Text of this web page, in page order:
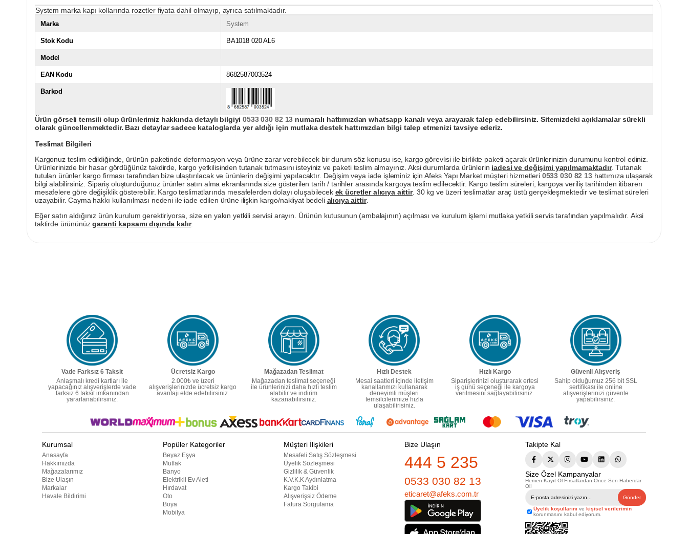
System marka kapı kollarında rozetler fiyata dahil olmayıp, ayrıca satılmaktadır.
Marka System
Stok Kodu BA1018 020 AL6
Model
EAN Kodu 8682587003524
Barkod
Ürün görseli temsili olup ürünlerimiz hakkında detaylı bilgiyi0533 030 82 13 numaralı hattımızdan whatsapp kanalı veya arayarak talep edebilirsiniz. Sitemizdeki açıklamalar sürekli
olarak güncellenmektedir. Bazı detaylar sadece kataloglarda yer aldığı için mutlaka destek hattımızdan bilgi talep etmenizi tavsiye ederiz.
Teslimat Bilgileri
Kargonuz teslim edildiğinde, ürünün paketinde deformasyon veya ürüne zarar verebilecek bir durum söz konusu ise, kargo görevlisi ile birlikte paketi açarak ürünlerinizin durumunu kontrol ediniz.
Ürünlerinizde bir hasar gördüğünüz takdirde, kargo yetkilisinden tutanak tutmasını isteyiniz ve paketi teslim almayınız. Aksi durumlarda ürünlerin iadesi ve değişimi yapılmamaktadır. Tutanak
tutulan ürünler kargo firması tarafından bize ulaştırılacak ve ürünlerin değişimi yapılacaktır. Değişim veya iade işleminiz için Afeks Yapı Market müşteri hizmetleri 0533 030 82 13hattımıza ulaşarak
bilgi alabilirsiniz. Sipariş oluşturduğunuz ürünler satın alma ekranlarında size gösterilen tarih / tarihler arasında kargoya teslim edilecektir. Kargo teslim süreleri, kargoya veriliş tarihinden itibaren
mesafelere göre değişiklik gösterebilir. Kargo teslimatlarında mesafelerden dolayı oluşabilecek ek ücretler alıcıya aittir. 30 kg ve üzeri teslimatlar araç üstü gerçekleşmektedir ve teslimat süreleri
uzayabilir. Cayma hakkı kullanılması nedeni ile iade edilen ürüne ilişkin kargo/nakliyat bedeli alıcıya aittir.
Eğer satın aldığınız ürün kurulum gerektiriyorsa, size en yakın yetkili servisi arayın. Ürünün kutusunun (ambalajının) açılması ve kurulum işlemi mutlaka yetkili servis tarafından yapılmalıdır. Aksi
taktirde ürününüzgaranti kapsamı dışında kalır.
Vade Farksız 6 Taksit
Anlaşmalı kredi kartları ile
yapacağınız alışverişlerde vade
farksız 6 taksit imkanından
yararlanabilirsiniz.
Ücretsiz Kargo
2.000₺ ve üzeri
alışverişlerinizde ücretsiz kargo
avantajı elde edebilirsiniz.
Mağazadan Teslimat
Mağazadan teslimat seçeneği
ile ürünlerinizi daha hızlı teslim
alabilir ve indirim
kazanabilirsiniz.
Hızlı Destek
Mesai saatleri içinde iletişim
kanallarımızı kullanarak
deneyimli müşteri
temsilcilerimize hızla
ulaşabilirisiniz.
Hızlı Kargo
Siparişlerinizi oluşturarak ertesi
iş günü seçeneği ile kargoya
verilmesini sağlayabilirsiniz.
Güvenli Alışveriş
Sahip olduğumuz 256 bit SSL
sertifikası ile online
alışverişlerinizi güvenle
yapabilirsiniz.
Kurumsal
Anasayfa
Hakkımızda
Mağazalarımız
Bize Ulaşın
Markalar
Havale Bildirimi
Popüler Kategoriler
Beyaz Eşya
Mutfak
Banyo
Elektrikli Ev Aleti
Hırdavat
Oto
Boya
Mobilya
Müşteri İlişkileri
Mesafeli Satış Sözleşmesi
Üyelik Sözleşmesi
Gizlilik & Güvenlik
K.V.K.K Aydınlatma
Kargo Takibi
Alışverişsiz Ödeme
Fatura Sorgulama
Bize Ulaşın
444 5 235
0533 030 82 13
eticaret@afeks.com.tr
Takipte Kal
Size Özel Kampanyalar
Hemen Kayıt Ol Fırsatlardan Önce Sen Haberdar
Ol!
Gönder
Üyelik koşullarını ve kişisel verilerimin
korunmasını kabul ediyorum.